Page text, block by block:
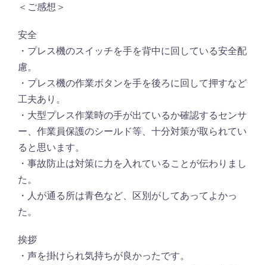
＜ご感想＞
安全
・プレス機のスイッチを手を背中に回している安全配
慮。
・プレス機の作業ボタンを手を後ろに回して押すなど
工夫あり。
・大型プレス作業時の手が出ているか確認するセンサ
ー、作業員保護のシールド等、十分対策が取られてい
ると思います。
・事故防止は対策に力を入れていることが伝わりまし
た。
・人が通る所は青色など、区別がしてあってよかっ
た。
挨拶
・声を掛けられ気持ちが良かったです。